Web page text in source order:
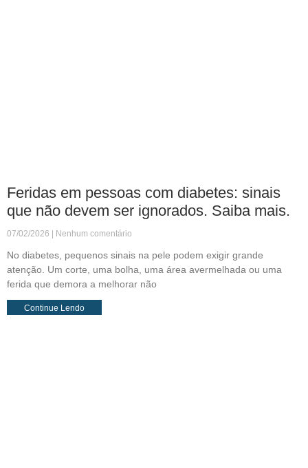
Feridas em pessoas com diabetes: sinais
que não devem ser ignorados. Saiba mais.
07/02/2026 Nenhum comentário
No diabetes, pequenos sinais na pele podem exigir grande
atenção. Um corte, uma bolha, uma área avermelhada ou uma
ferida que demora a melhorar não
Continue Lendo